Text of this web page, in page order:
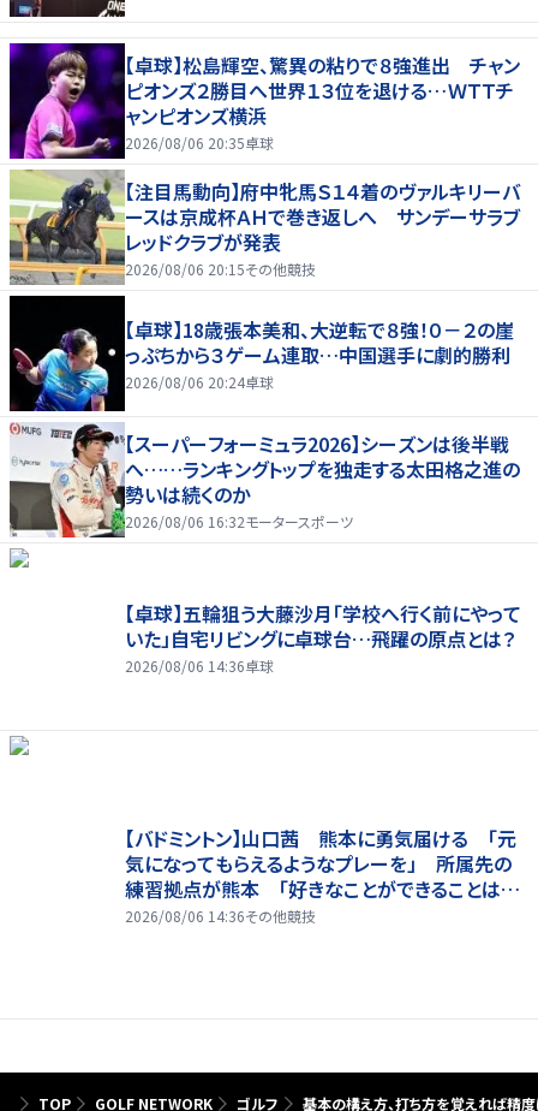
【卓球】松島輝空、驚異の粘りで８強進出 チャン
ピオンズ２勝目へ世界１３位を退ける…ＷＴＴチ
ャンピオンズ横浜
2026/08/06 20:35卓球
【注目馬動向】府中牝馬Ｓ１４着のヴァルキリーバ
ースは京成杯ＡＨで巻き返しへ サンデーサラブ
レッドクラブが発表
2026/08/06 20:15その他競技
【卓球】18歳張本美和、大逆転で８強！０－２の崖
っぷちから３ゲーム連取…中国選手に劇的勝利
2026/08/06 20:24卓球
【スーパーフォーミュラ2026】シーズンは後半戦
へ……ランキングトップを独走する太田格之進の
勢いは続くのか
2026/08/06 16:32モータースポーツ
【卓球】五輪狙う大藤沙月「学校へ行く前にやって
いた」自宅リビングに卓球台…飛躍の原点とは？
2026/08/06 14:36卓球
【バドミントン】山口茜 熊本に勇気届ける 「元
気になってもらえるようなプレーを」 所属先の
練習拠点が熊本 「好きなことができることは当
たり前じゃない」
2026/08/06 14:36その他競技
TOP GOLF NETWORK ゴルフ 基本の構え方、打ち方を覚えれば精